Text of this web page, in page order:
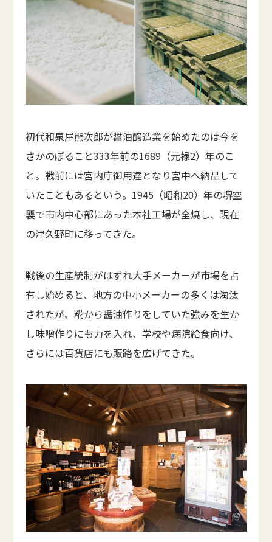
初代和泉屋熊次郎が醤油醸造業を始めたのは今を
さかのぼること333年前の1689（元禄2）年のこ
と。戦前には宮内庁御用達となり宮中へ納品して
いたこともあるという。1945（昭和20）年の堺空
襲で市内中心部にあった本社工場が全焼し、現在
の津久野町に移ってきた。
戦後の生産統制がはずれ大手メーカーが市場を占
有し始めると、地方の中小メーカーの多くは淘汰
されたが、糀から醤油作りをしていた強みを生か
し味噌作りにも力を入れ、学校や病院給食向け、
さらには百貨店にも販路を広げてきた。